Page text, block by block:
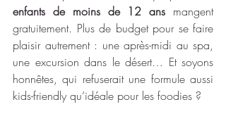
enfants de moins de 12 ans mangent
gratuitement. Plus de budget pour se faire
plaisir autrement : une après-midi au spa,
une excursion dans le désert… Et soyons
honnêtes, qui refuserait une formule aussi
kids-friendly qu’idéale pour les foodies ?